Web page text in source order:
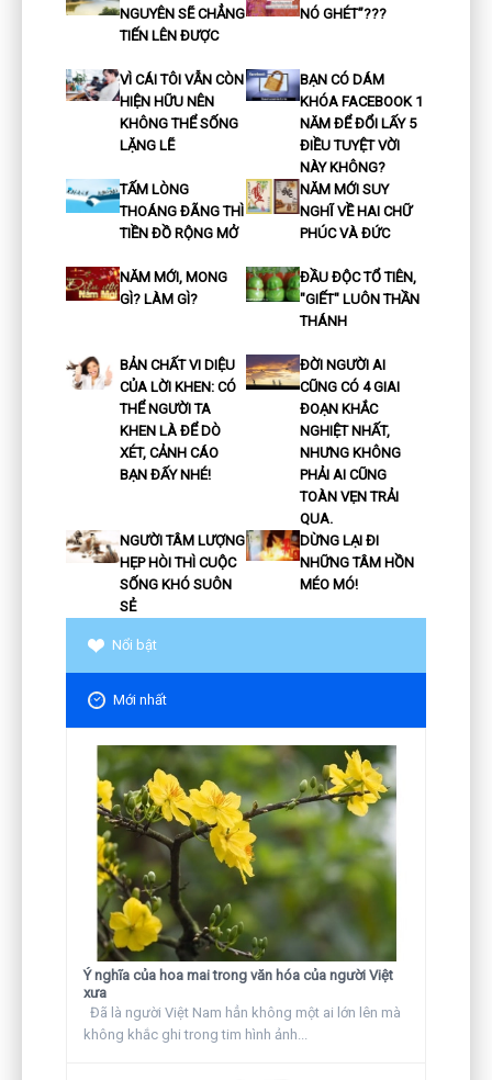
NGUYÊN SẼ CHẲNG
TIẾN LÊN ĐƯỢC
NÓ GHÉT”???
VÌ CÁI TÔI VẪN CÒN
HIỆN HỮU NÊN
KHÔNG THỂ SỐNG
LẶNG LẼ
BẠN CÓ DÁM
KHÓA FACEBOOK 1
NĂM ĐỂ ĐỔI LẤY 5
ĐIỀU TUYỆT VỜI
NÀY KHÔNG?
TẤM LÒNG
THOÁNG ĐÃNG THÌ
TIỀN ĐỒ RỘNG MỞ
NĂM MỚI SUY
NGHĨ VỀ HAI CHỮ
PHÚC VÀ ĐỨC
NĂM MỚI, MONG
GÌ? LÀM GÌ?
ĐẦU ĐỘC TỔ TIÊN,
"GIẾT" LUÔN THẦN
THÁNH
BẢN CHẤT VI DIỆU
CỦA LỜI KHEN: CÓ
THỂ NGƯỜI TA
KHEN LÀ ĐỂ DÒ
XÉT, CẢNH CÁO
BẠN ĐẤY NHÉ!
ĐỜI NGƯỜI AI
CŨNG CÓ 4 GIAI
ĐOẠN KHẮC
NGHIỆT NHẤT,
NHƯNG KHÔNG
PHẢI AI CŨNG
TOÀN VẸN TRẢI
QUA.
NGƯỜI TÂM LƯỢNG
HẸP HÒI THÌ CUỘC
SỐNG KHÓ SUÔN
SẺ
DỪNG LẠI ĐI
NHỮNG TÂM HỒN
MÉO MÓ!
Nổi bật
Mới nhất
Ý nghĩa của hoa mai trong văn hóa của người Việt
xưa
Đã là người Việt Nam hẳn không một ai lớn lên mà
không khắc ghi trong tim hình ảnh...